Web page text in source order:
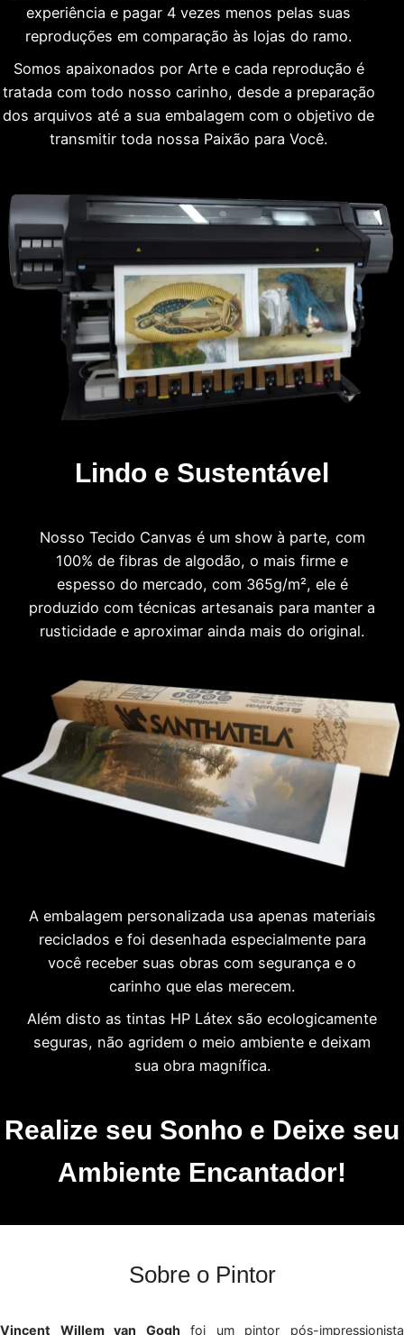
experiência e pagar 4 vezes menos pelas suas
reproduções em comparação às lojas do ramo.
Somos apaixonados por Arte e cada reprodução é
tratada com todo nosso carinho, desde a preparação
dos arquivos até a sua embalagem com o objetivo de
transmitir toda nossa Paixão para Você.
Lindo e Sustentável
Nosso Tecido Canvas é um show à parte, com
100% de fibras de algodão, o mais firme e
espesso do mercado, com 365g/m², ele é
produzido com técnicas artesanais para manter a
rusticidade e aproximar ainda mais do original.
A embalagem personalizada usa apenas materiais
reciclados e foi desenhada especialmente para
você receber suas obras com segurança e o
carinho que elas merecem.
Além disto as tintas HP Látex são ecologicamente
seguras, não agridem o meio ambiente e deixam
sua obra magnífica.
Realize seu Sonho e Deixe seu
Ambiente Encantador!
Sobre o Pintor
Vincent Willem van Gogh foi um pintor pós-impressionista